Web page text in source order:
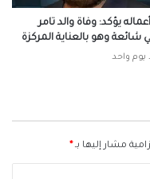
يؤكد: وفاة والد تامر
وهو بالعناية المركزة
يوم واحد
مشار إليها بـ*